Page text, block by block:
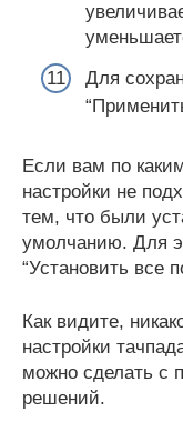
Для
Если вам по
настройки не
тем, что были
умолчанию. Для
“Установить все
Как видите,
настройки
можно сделать с
решений.